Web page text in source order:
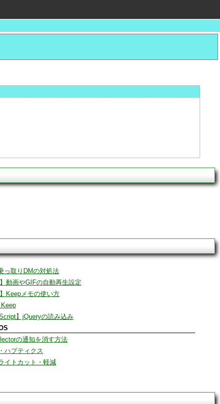
っ取りDMの対処法
】動画やGIFの自動再生設定
】Keepメモの使い方
】jQueryの読み込み
の通知を消す方法
ハプティクス
イトカット・軽減